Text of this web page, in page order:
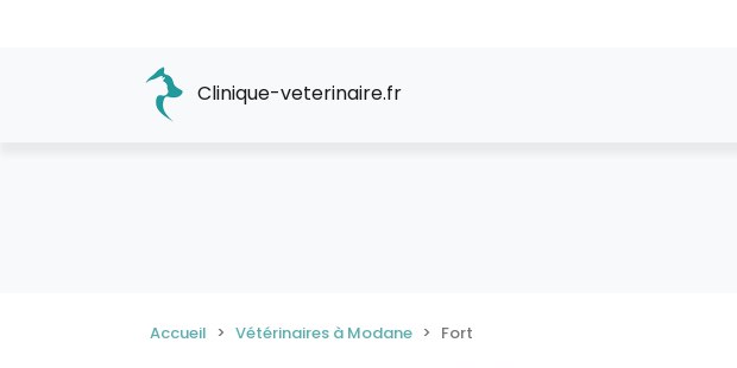
Clinique-veterinaire.fr
Accueil Vétérinaires à Modane Fort